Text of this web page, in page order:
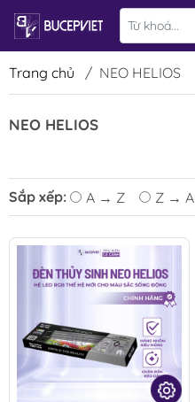
Trang chủ / NEO HELIOS
NEO HELIOS
Sắp xếp: A → Z Z → A